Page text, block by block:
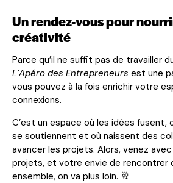
Un rendez-vous pour
créativité
Parce qu’il ne suffit pas de travailler
L’Apéro des Entrepreneurs est une
vous pouvez à la fois enrichir votre
connexions.
C’est un espace où les idées fusent,
se soutiennent et où naissent des
avancer les projets. Alors, venez
projets, et votre envie de rencontrer
ensemble, on va plus loin. 🥂